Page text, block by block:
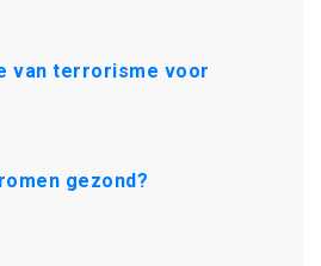
van terrorisme voor
gezond?